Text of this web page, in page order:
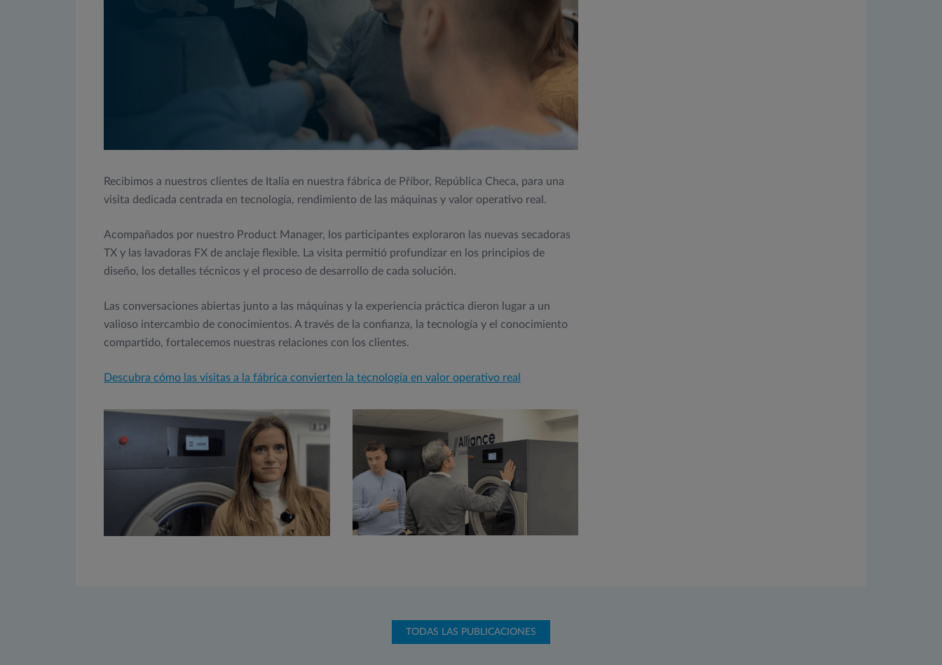
Recibimos a nuestros clientes de Italia en nuestra fábrica de Příbor, República Checa, para una
visita dedicada centrada en tecnología, rendimiento de las máquinas y valor operativo real.
Acompañados por nuestro Product Manager, los participantes exploraron las nuevas secadoras
TX y las lavadoras FX de anclaje flexible. La visita permitió profundizar en los principios de
diseño, los detalles técnicos y el proceso de desarrollo de cada solución.
Las conversaciones abiertas junto a las máquinas y la experiencia práctica dieron lugar a un
valioso intercambio de conocimientos. A través de la confianza, la tecnología y el conocimiento
compartido, fortalecemos nuestras relaciones con los clientes.
Descubra cómo las visitas a la fábrica convierten la tecnología en valor operativo real
TODAS LAS PUBLICACIONES